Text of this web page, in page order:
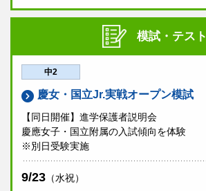
模試・テスト
中2
慶女・国立Jr.実戦オープン模試
【同日開催】進学保護者説明会
慶應女子・国立附属の入試傾向を体験
※別日受験実施
9/23 （水祝）